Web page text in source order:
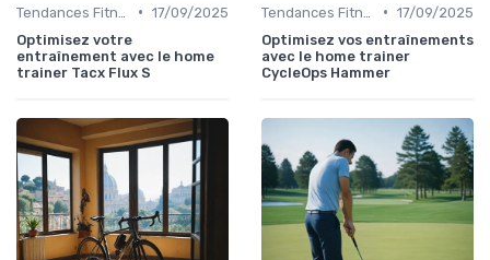
• 17/09/2025
Optimisez votre
entraînement avec le home
trainer Tacx Flux S
• 17/09/2025
Optimisez vos entraînements
avec le home trainer
CycleOps Hammer